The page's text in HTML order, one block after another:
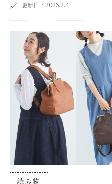
更新日：2026.2.4
読み物